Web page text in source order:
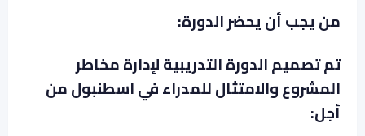
من يجب أن يحضر الدورة:
تم تصميم الدورة التدريبية لإدارة مخاطر
المشروع والامتثال للمدراء في اسطنبول من
أجل: